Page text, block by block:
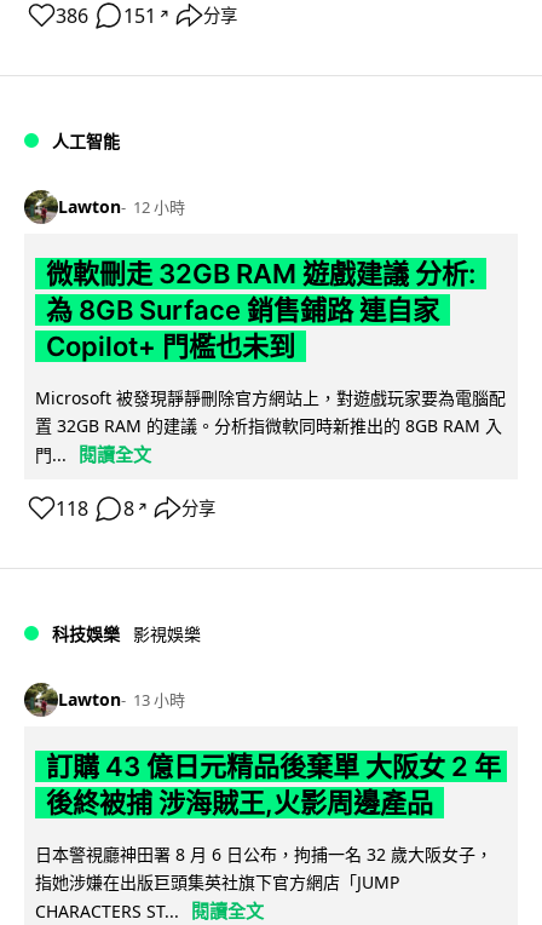
386 151 ↗ 分享
人工智能
Lawton 12 小時
微軟刪走 32GB RAM 遊戲建議 分析:
為 8GB Surface 銷售鋪路 連自家
Copilot+ 門檻也未到
Microsoft 被發現靜靜刪除官方網站上，對遊戲玩家要為電腦配
置 32GB RAM 的建議。分析指微軟同時新推出的 8GB RAM 入
門...
閱讀全文
118 8 ↗ 分享
科技娛樂 影視娛樂
Lawton 13 小時
訂購 43 億日元精品後棄單 大阪女 2 年
後終被捕 涉海賊王,火影周邊產品
日本警視廳神田署 8 月 6 日公布，拘捕一名 32 歲大阪女子，
指她涉嫌在出版巨頭集英社旗下官方網店「JUMP
CHARACTERS ST...
閱讀全文